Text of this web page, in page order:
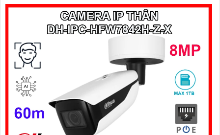
nhu cầu lưu trữ dài hạn, thiết kế chuẩn IP67 chống bụi nước, cấp